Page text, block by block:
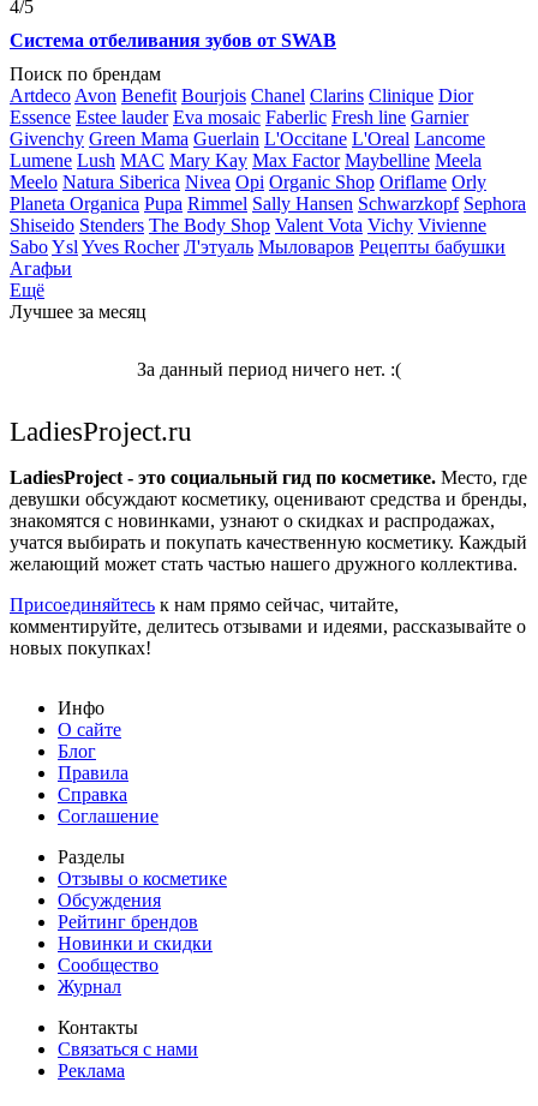
4/5
Система отбеливания зубов от SWAB
Поиск по брендам
Artdeco Avon Benefit Bourjois Chanel Clarins Clinique Dior
Essence Estee lauder Eva mosaic Faberlic Fresh line Garnier
Givenchy Green Mama Guerlain L'Occitane L'Oreal Lancome
Lumene Lush MAC Mary Kay Max Factor Maybelline Meela
Meelo Natura Siberica Nivea Opi Organic Shop Oriflame Orly
Planeta Organica Pupa Rimmel Sally Hansen Schwarzkopf Sephora
Shiseido Stenders The Body Shop Valent Vota Vichy Vivienne
SaboYsl Yves Rocher Л'этуаль Мыловаров Рецепты бабушки
Агафьи
Ещё
Лучшее за месяц
За данный период ничего нет. :(
LadiesProject.ru
LadiesProject - это социальный гид по косметике. Место, где
девушки обсуждают косметику, оценивают средства и бренды,
знакомятся с новинками, узнают о скидках и распродажах,
учатся выбирать и покупать качественную косметику. Каждый
желающий может стать частью нашего дружного коллектива.
Присоединяйтесь к нам прямо сейчас, читайте,
комментируйте, делитесь отзывами и идеями, рассказывайте о
новых покупках!
Инфо
О сайте
Блог
Правила
Справка
Соглашение
Разделы
Отзывы о косметике
Обсуждения
Рейтинг брендов
Новинки и скидки
Сообщество
Журнал
Контакты
Связаться с нами
Реклама